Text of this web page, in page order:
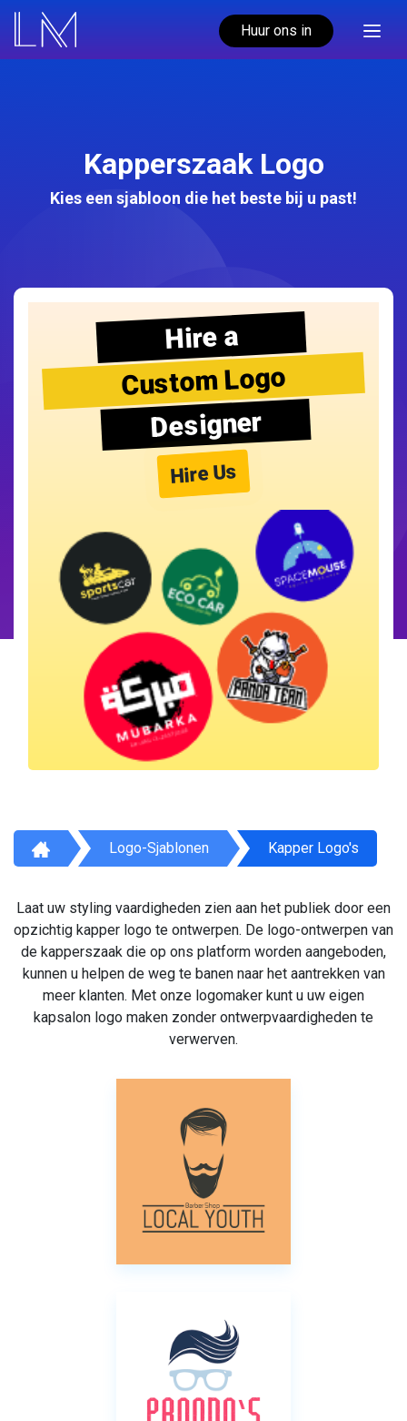
Huur ons in
Kapperszaak Logo
Kies een sjabloon die het beste bij u past!
Hire a
Custom Logo
Designer
Hire Us
Logo-Sjablonen Kapper Logo's
Laat uw styling vaardigheden zien aan het publiek door een
opzichtig kapper logo te ontwerpen. De logo-ontwerpen van
de kapperszaak die op ons platform worden aangeboden,
kunnen u helpen de weg te banen naar het aantrekken van
meer klanten. Met onze logomaker kunt u uw eigen
kapsalon logo maken zonder ontwerpvaardigheden te
verwerven.